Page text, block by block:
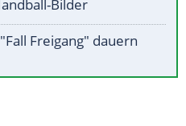
Bilder
Freigang" dauern